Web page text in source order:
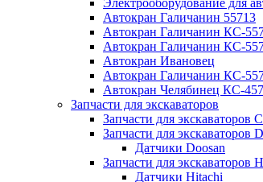
Электрооборудование для
Автокран Галичанин 55713
Автокран Галичанин КС-
Автокран Галичанин КС-
Автокран Ивановец
Автокран Галичанин КС-
Автокран Челябинец КС-
Запчасти для экскаваторов
Запчасти для экскаваторов
Запчасти для экскаваторов
Датчики Doosan
Запчасти для экскаваторов
Датчики Hitachi